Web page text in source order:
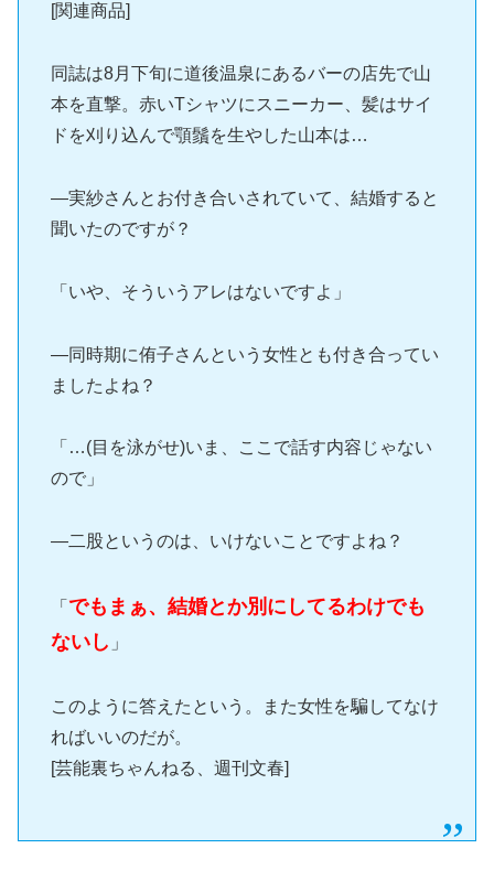
[関連商品]
同誌は8月下旬に道後温泉にあるバーの店先で山
本を直撃。赤いTシャツにスニーカー、髪はサイ
ドを刈り込んで顎鬚を生やした山本は…
―実紗さんとお付き合いされていて、結婚すると
聞いたのですが？
「いや、そういうアレはないですよ」
―同時期に侑子さんという女性とも付き合ってい
ましたよね？
「…(目を泳がせ)いま、ここで話す内容じゃない
ので」
―二股というのは、いけないことですよね？
「 でもまぁ、結婚とか別にしてるわけでも
ないし 」
このように答えたという。また女性を騙してなけ
ればいいのだが。
[芸能裏ちゃんねる、週刊文春]